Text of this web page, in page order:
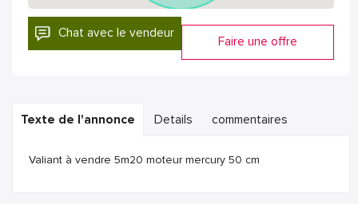
Chat avec le vendeur
Faire une offre
Texte de l'annonce Details commentaires
Valiant à vendre 5m20 moteur mercury 50 cm